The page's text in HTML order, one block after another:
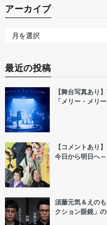
アーカイブ
最近の投稿
【舞台写真あり
「メリー・メリ
【コメントあり
今日から明日へ
須藤元気＆えの
クション眼鏡」